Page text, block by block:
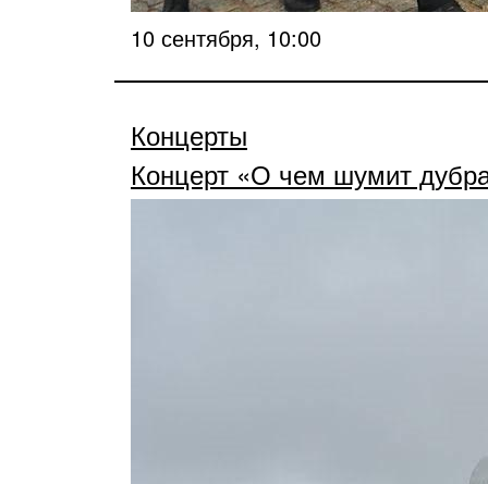
10 сентября, 10:00
Концерты
Концерт «О чем шумит